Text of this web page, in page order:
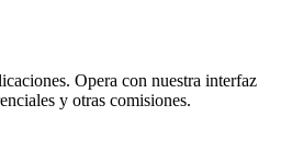
Opera con nuestra interfaz
y otras comisiones.